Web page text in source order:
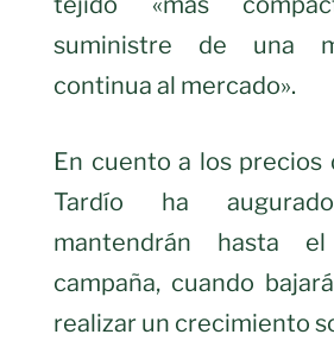
suministre de una
continua al mercado».
En cuento a los precios
Tardío ha
mantendrán hasta
campaña, cuando
realizar un crecimiento